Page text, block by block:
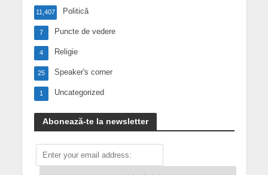
Politică
11,407
Puncte de vedere
7
Religie
4
Speaker's corner
25
Uncategorized
1
Abonează-te la newsletter